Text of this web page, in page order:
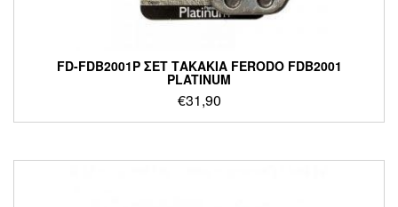
FD-FDB2001P ΣΕΤ ΤΑΚΑΚΙΑ FERODO FDB2001
PLATINUM
€31,90